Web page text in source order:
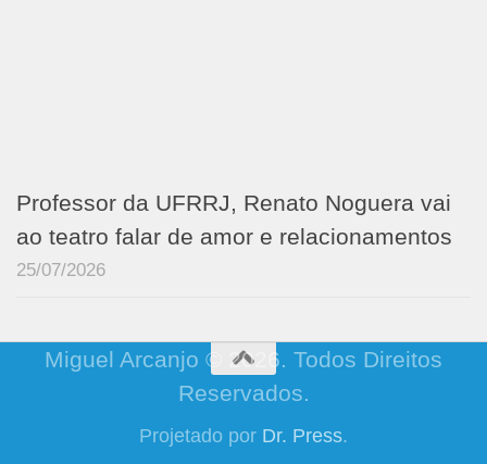
Professor da UFRRJ, Renato Noguera vai
ao teatro falar de amor e relacionamentos
25/07/2026
Miguel Arcanjo © 2026. Todos Direitos
Reservados.
Projetado por Dr. Press.